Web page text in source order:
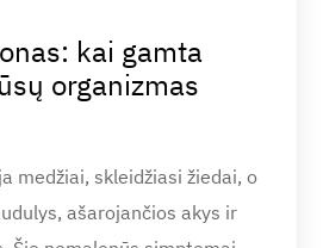
kai gamta
organizmas
medžiai, skleidžiasi žiedai, o
ašarojančios akys ir